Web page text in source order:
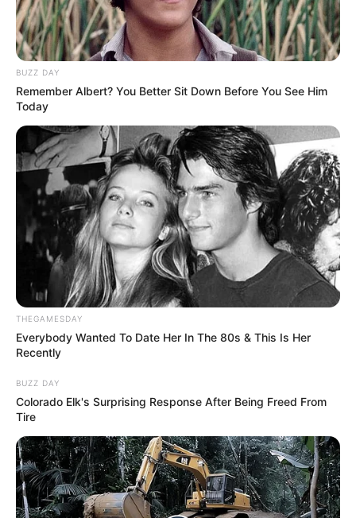
ΣΠΑΜΕ ΤΟ ΜΑΤΡΙΞ – ΤΟ ΒΙΒΛΙΟ
BUZZ DAY
Remember Albert? You Better Sit Down Before You See Him
Today
THEGAMESDAY
Everybody Wanted To Date Her In The 80s & This Is Her
Recently
BUZZ DAY
Colorado Elk's Surprising Response After Being Freed From
Tire